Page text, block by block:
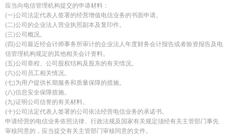
应当向电信管理机构提交的申请材料：
(一)公司法定代表人签署的经营增值电信业务的书面申请。
(二)公司的企业法人营业执照副本及复印件。
(三)公司概况。
(四)公司最近经会计师事务所审计的企业法人年度财务会计报告或者验资报告及电
信管理机构规定的其他相关会计资料。
(五)公司章程、公司股权结构及股东的有关情况。
(六)公司员工相关情况。
(七)为用户提供长期服务和质量保障的措施。
(八)信息安全保障措施。
(九)证明公司信誉的有关材料。
(十)公司法定代表人签署的公司依法经营电信业务的承诺书。
申请经营的电信业务依照法律、行政法规及国家有关规定须经有关主管部门事先
审核同意的，应当提交有关主管部门审核同意的文件。